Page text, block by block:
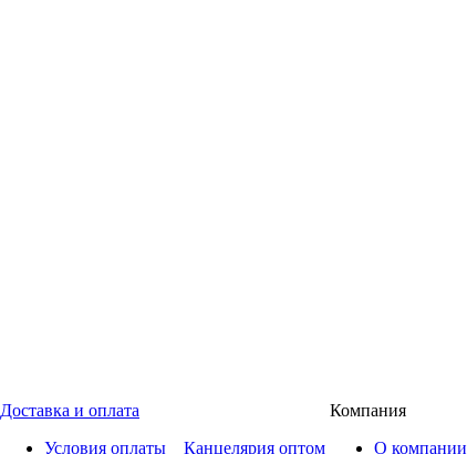
Доставка и оплата
Условия оплаты
Канцелярия оптом
Компания
О компании